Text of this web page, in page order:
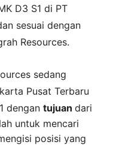
D3 S1 di PT
sesuai dengan
Resources.
sedang
Pusat Terbaru
dengan tujuan dari
untuk mencari
posisi yang